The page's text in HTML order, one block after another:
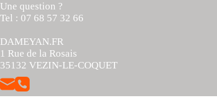
Une question ?
Tel : 07 68 57 32 66
DAMEYAN.FR
1 Rue de la Rosais
35132 VEZIN-LE-COQUET